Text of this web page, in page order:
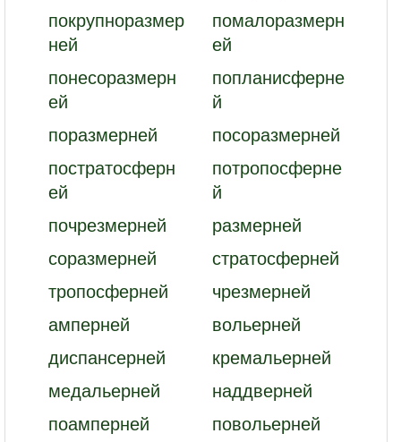
покрупноразмер
ней
помалоразмерн
ей
понесоразмерн
ей
попланисферне
й
поразмерней
посоразмерней
постратосферн
ей
потропосферне
й
почрезмерней
размерней
соразмерней
стратосферней
тропосферней
чрезмерней
амперней
вольерней
диспансерней
кремальерней
медальерней
наддверней
поамперней
повольерней